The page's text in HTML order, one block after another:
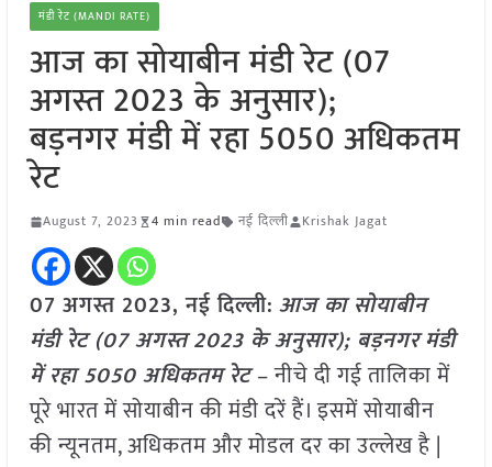
मंडी रेट (MANDI RATE)
आज का सोयाबीन मंडी रेट (07
अगस्त 2023 के अनुसार);
बड़नगर मंडी में रहा 5050 अधिकतम
रेट
August 7, 2023 4 min read नई दिल्ली Krishak Jagat
07 अगस्त 2023, नई दिल्ली: आज का सोयाबीन
मंडी रेट (07 अगस्त2023 के अनुसार); बड़नगर मंडी
में रहा 5050 अधिकतम रेट– नीचे दी गई तालिका में
पूरे भारत में सोयाबीन की मंडी दरें हैं। इसमें सोयाबीन
की न्यूनतम, अधिकतम और मोडल दर का उल्लेख है |